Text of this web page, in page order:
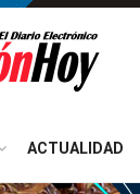
ACTUALIDAD